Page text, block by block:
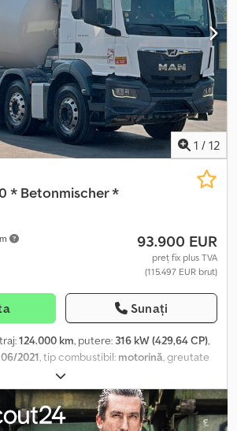
WhatsApp/Viber) E-mail: Crsdpfx Aijzr S
1 / 12
* Betonmischer *
93.900 EUR
preț fix plus TVA
(115.497 EUR brut)
Sunați
124.000 km, putere: 316 kW (429,64 CP),
06/2021, tip combustibil: motorină, greutate
ax:3 axe
de fabricație:2021, Dotări:ABS, aer
32.430 / 8x4 AUTOBETONIERĂ FĂRĂ
BUNĂ! ? AN: 2021 ? KILOMETRAJ: 124.000 km